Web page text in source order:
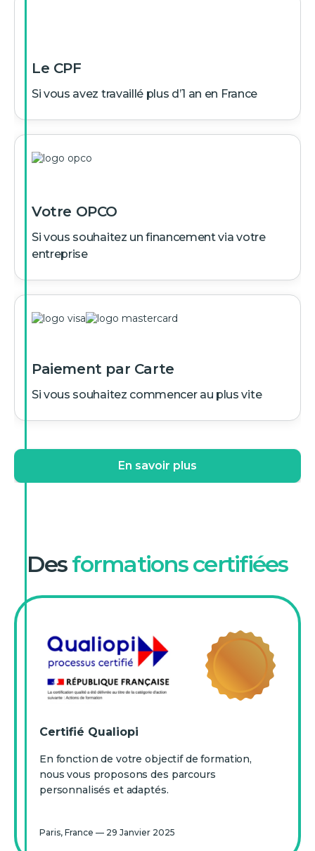
Le CPF
Si vous avez travaillé plus d’1 an en France
Votre OPCO
Si vous souhaitez un financement via votre
entreprise
Paiement par Carte
Si vous souhaitez commencer au plus vite
En savoir plus
Desformations certifiées
Certifié Qualiopi
En fonction de votre objectif de formation,
nous vous proposons des parcours
personnalisés et adaptés.
Paris, France — 29 Janvier 2025